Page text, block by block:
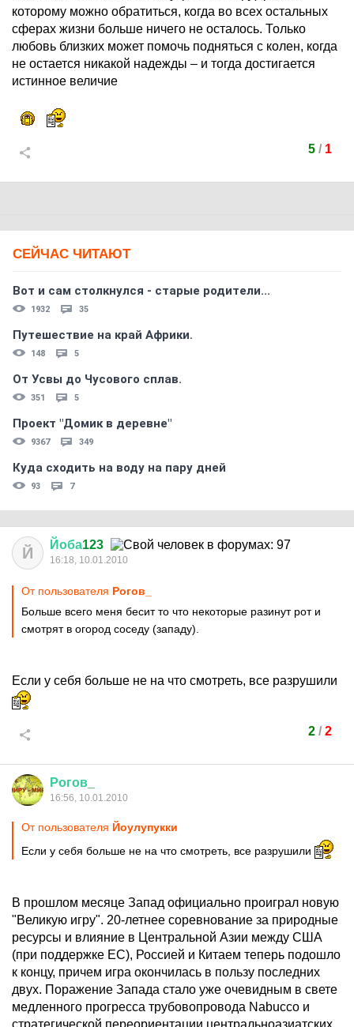
которому можно обратиться, когда во всех остальных
сферах жизни больше ничего не осталось. Только
любовь близких может помочь подняться с колен, когда
не остается никакой надежды – и тогда достигается
истинное величие
5/ 1
СЕЙЧАС ЧИТАЮТ
Вот и сам столкнулся - старые родители...
1932 35
Путешествие на край Африки.
148 5
От Усвы до Чусового сплав.
351 5
Проект "Домик в деревне"
9367 349
Куда сходить на воду на пару дней
93 7
Й Йоба123
16:18, 10.01.2010
От пользователя Рогов_
Больше всего меня бесит то что некоторые разинут рот и
смотрят в огород соседу (западу).
Если у себя больше не на что смотреть, все разрушили
2/ 2
Рогов
16:56, 10.01.2010
От пользователя Йоулупукки
Если у себя больше не на что смотреть, все разрушили
В прошлом месяце Запад официально проиграл новую
"Великую игру". 20-летнее соревнование за природные
ресурсы и влияние в Центральной Азии между США
(при поддержке ЕС), Россией и Китаем теперь подошло
к концу, причем игра окончилась в пользу последних
двух. Поражение Запада стало уже очевидным в свете
медленного прогресса трубовопровода Nabucco и
стратегической переориентации центральноазиатских